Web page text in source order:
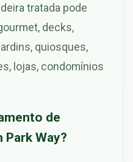
tratada pode
decks,
quiosques,
lojas, condomínios
de
Park Way?